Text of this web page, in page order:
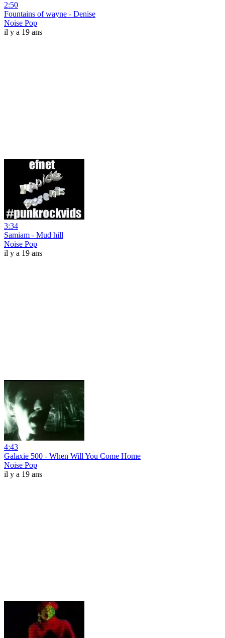
2:50
Fountains of wayne - Denise
Noise Pop
il y a 19 ans
3:34
Samiam - Mud hill
Noise Pop
il y a 19 ans
4:43
Galaxie 500 - When Will You Come Home
Noise Pop
il y a 19 ans